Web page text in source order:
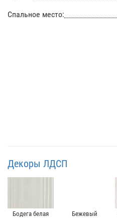
Спальное место:
Декоры ЛДСП
Бодега белая Бежевый